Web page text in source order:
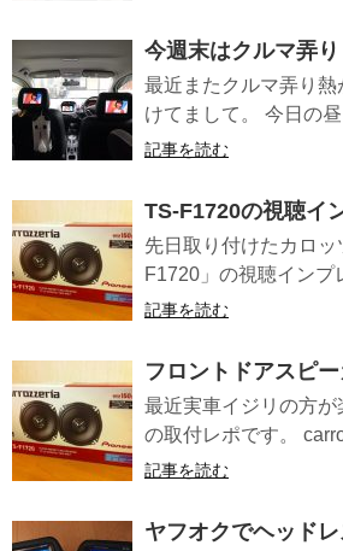
今週末はクルマ弄り
最近またクルマ弄り
けてまして。 今日の
記事を読む
TS-F1720の視聴イ
先日取り付けたカロ
F1720」の視聴インプ
記事を読む
フロントドアスピ
最近実車イジリの方
の取付レポです。
記事を読む
ヤフオクでヘッド